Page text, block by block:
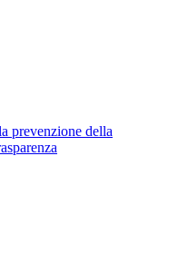
prevenzione della